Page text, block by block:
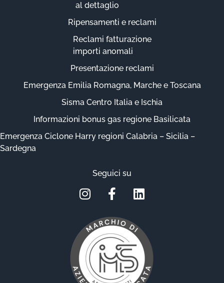
al dettaglio
Ripensamenti e reclami
Reclami fatturazione
importi anomali
Presentazione reclami
Emergenza Emilia Romagna, Marche e Toscana
Sisma Centro Italia e Ischia
Informazioni bonus gas regione Basilicata
Emergenza Ciclone Harry regioni Calabria – Sicilia –
Sardegna
Seguici su